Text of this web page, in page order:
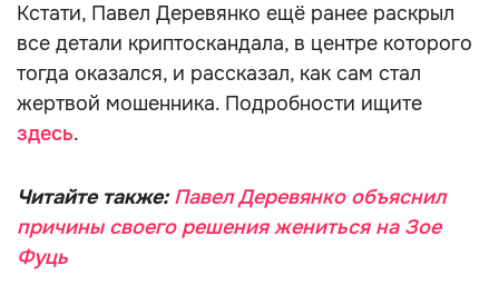
Кстати, Павел Деревянко ещё ранее раскрыл
все детали криптоскандала, в центре которого
тогда оказался, и рассказал, как сам стал
жертвой мошенника. Подробности ищите
здесь.
Читайте также: Павел Деревянко объяснил
причины своего решения жениться на Зое
Фуць